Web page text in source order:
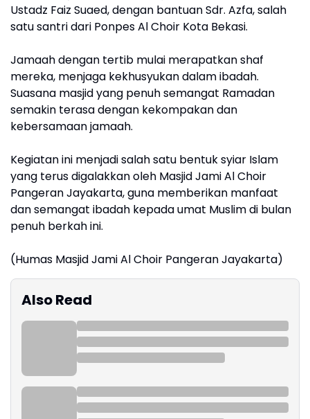
Ustadz Faiz Suaed, dengan bantuan Sdr. Azfa, salah
satu santri dari Ponpes Al Choir Kota Bekasi.
Jamaah dengan tertib mulai merapatkan shaf
mereka, menjaga kekhusyukan dalam ibadah.
Suasana masjid yang penuh semangat Ramadan
semakin terasa dengan kekompakan dan
kebersamaan jamaah.
Kegiatan ini menjadi salah satu bentuk syiar Islam
yang terus digalakkan oleh Masjid Jami Al Choir
Pangeran Jayakarta, guna memberikan manfaat
dan semangat ibadah kepada umat Muslim di bulan
penuh berkah ini.
(Humas Masjid Jami Al Choir Pangeran Jayakarta)
Also Read